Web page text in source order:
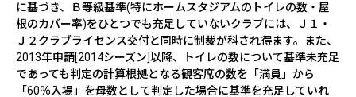
に基づき、Ｂ等級基準(特にホームスタジアムのトイレの数・屋
根のカバー率)をひとつでも充足していないクラブには、Ｊ１・
Ｊ２クラブライセンス交付と同時に制裁が科され得ます。また、
2013年申請[2014シーズン]以降、トイレの数について基準未充足
であっても判定の計算根拠となる観客席の数を「満員」から
「60％入場」を母数として判定した場合に基準を充足していれ